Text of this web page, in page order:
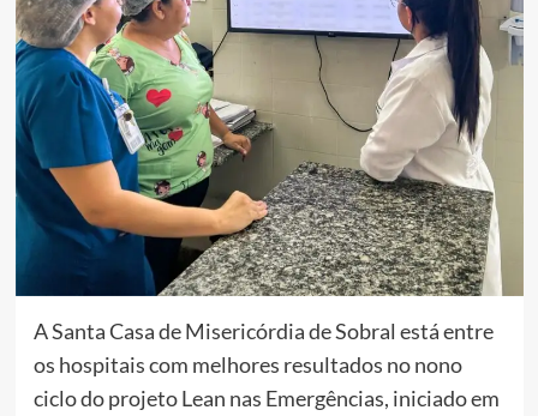
A Santa Casa de Misericórdia de Sobral está entre
os hospitais com melhores resultados no nono
ciclo do projeto Lean nas Emergências, iniciado em